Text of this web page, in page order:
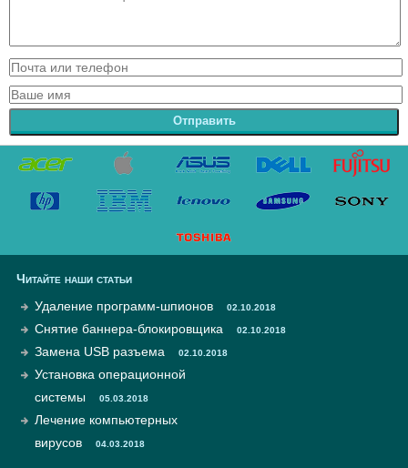
Отправить
Читайте наши статьи
Удаление программ-шпионов
02.10.2018
Снятие баннера-блокировщика 02.10.2018
Замена USB разъема 02.10.2018
Установка операционной
системы
05.03.2018
Лечение компьютерных
вирусов
04.03.2018